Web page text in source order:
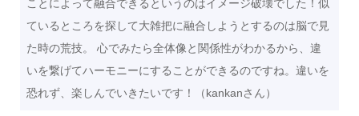
ことによって融合できるというのはイメージ破壊でした！似
ているところを探して大雑把に融合しようとするのは脳で見
た時の荒技。 心でみたら全体像と関係性がわかるから、違
いを繋げてハーモニーにすることができるのですね。違いを
恐れず、楽しんでいきたいです！（kankanさん）